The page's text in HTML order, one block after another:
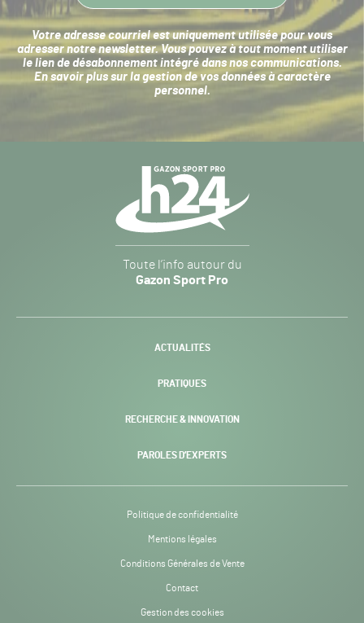
Votre adresse courriel est uniquement utilisée pour vous
adresser notre newsletter. Vous pouvez à tout moment utiliser
le lien de désabonnement intégré dans nos communications.
En savoir plus sur la gestion de vos données à caractère
personnel.
Sport
Pro
-
Toute l’info autour du
Gazon Sport Pro
ACTUALITÉS
PRATIQUES
RECHERCHE & INNOVATION
PAROLES D’EXPERTS
Politique de confidentialité
Mentions légales
Conditions Générales de Vente
Contact
Gestion des cookies